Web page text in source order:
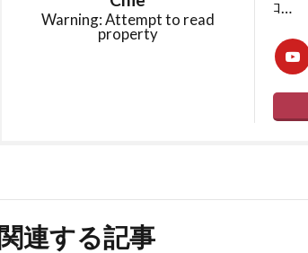
Warning: Attempt to read
property
ｺ…
関連する記事